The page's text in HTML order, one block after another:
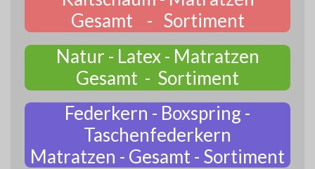
Gesamt - Sortiment
Natur - Latex - Matratzen
Gesamt - Sortiment
Federkern - Boxspring -
Taschenfederkern
Matratzen - Gesamt - Sortiment